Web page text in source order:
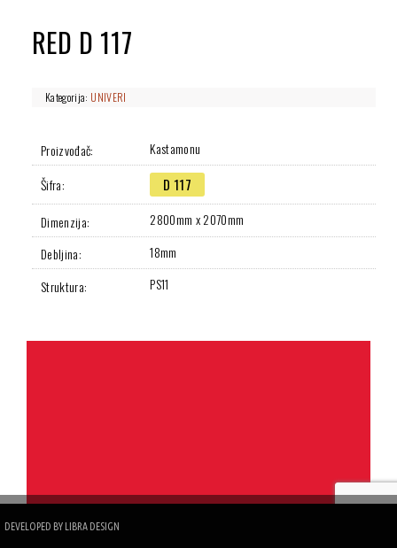
RED D 117
Kategorija: UNIVERI
Proizvođač:
Kastamonu
Šifra:
D 117
Dimenzija:
2800mm x 2070mm
Debljina:
18mm
Struktura:
PS11
DEVELOPED BY LIBRA DESIGN